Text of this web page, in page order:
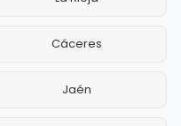
Cáceres
Jaén